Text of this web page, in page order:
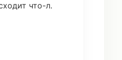
что-л.